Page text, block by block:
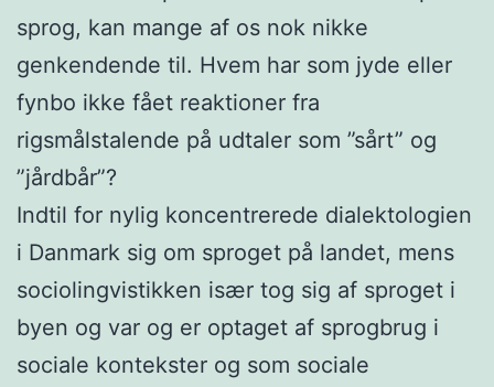
sprog, kan mange af os nok nikke
genkendende til. Hvem har som jyde eller
fynbo ikke fået reaktioner fra
rigsmålstalende på udtaler som ”sårt” og
”jårdbår”?
Indtil for nylig koncentrerede dialektologien
i Danmark sig om sproget på landet, mens
sociolingvistikken især tog sig af sproget i
byen og var og er optaget af sprogbrug i
sociale kontekster og som sociale